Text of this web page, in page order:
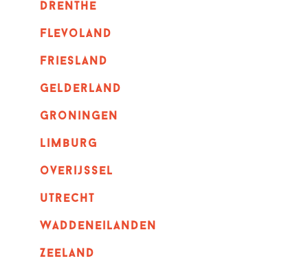
Drenthe
Flevoland
Friesland
Gelderland
Groningen
Limburg
overijssel
utrecht
Waddeneilanden
Zeeland